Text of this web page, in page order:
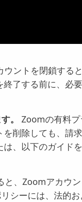
ウントを閉鎖する
了する前に、必
。
Zoomの有料
削除しても、請
、以下のガイドを
と、Zoomアカウ
シーには、法的